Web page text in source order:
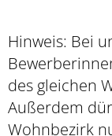
Hinweis: Bei
des gleichen
Außerdem
Wohnbezirk